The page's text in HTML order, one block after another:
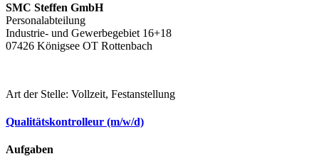
SMC Steffen GmbH
Personalabteilung
Industrie- und Gewerbegebiet 16+18
07426 Königsee OT Rottenbach
Art der Stelle: Vollzeit, Festanstellung
Qualitätskontrolleur (m/w/d)
Aufgaben